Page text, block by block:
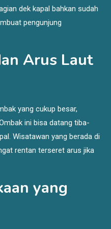
dek kapal bahkan sudah
pengunjung
Arus Laut
yang cukup besar,
ini bisa datang tiba-
Wisatawan yang berada di
rentan terseret arus jika
yang